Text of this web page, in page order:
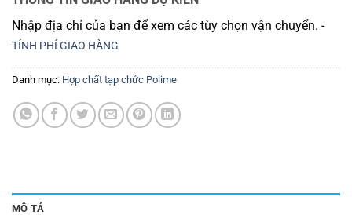
Nhập địa chỉ của bạn để xem các tùy chọn vận chuyển. -
TÍNH PHÍ GIAO HÀNG
Danh mục: Hợp chất tạp chức Polime
MÔ TẢ